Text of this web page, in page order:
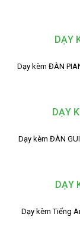
DẠY
Dạy kèm ĐÀN
DẠY
Dạy kèm ĐÀN
DẠY
Dạy kèm Tiếng